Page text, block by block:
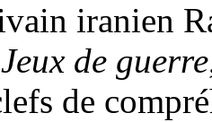
iranien
de guerre
de